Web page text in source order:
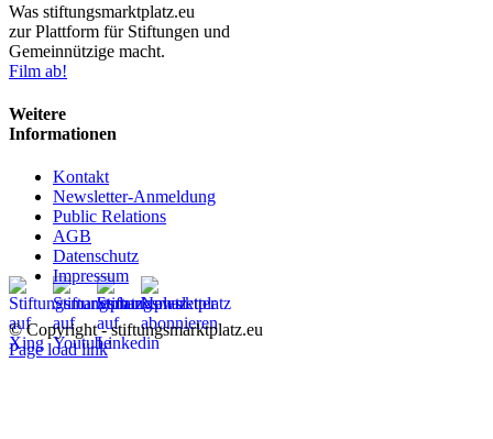
Was stiftungsmarktplatz.eu
zur Plattform für Stiftungen und
Gemeinnützige macht.
Film ab!
Weitere
Informationen
Kontakt
Newsletter-Anmeldung
Public Relations
AGB
Datenschutz
Impressum
© Copyright - stiftungsmarktplatz.eu
Page load link